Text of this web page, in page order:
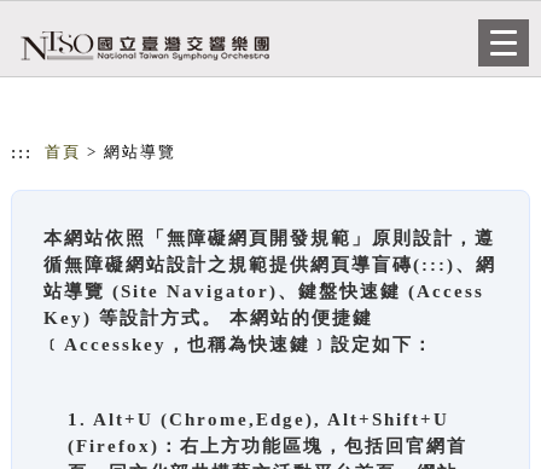
::: 首頁 > 網站導覽
本網站依照「無障礙網頁開發規範」原則設計，遵
循無障礙網站設計之規範提供網頁導盲磚(:::)、網
站導覽 (Site Navigator)、鍵盤快速鍵 (Access
Key) 等設計方式。 本網站的便捷鍵
﹝Accesskey，也稱為快速鍵﹞設定如下：
1. Alt+U (Chrome,Edge), Alt+Shift+U
(Firefox)：右上方功能區塊，包括回官網首